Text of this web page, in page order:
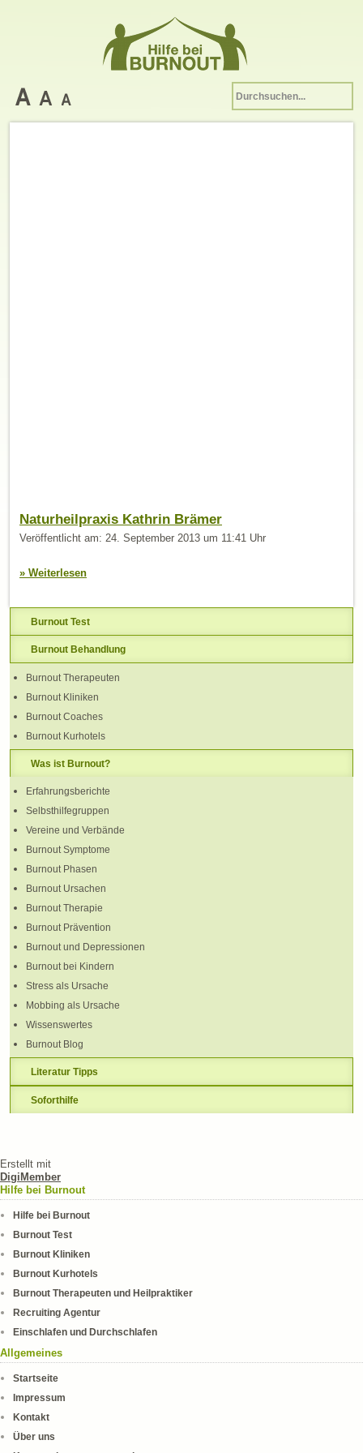
Naturheilpraxis Kathrin Brämer
Veröffentlicht am: 24. September 2013 um 11:41 Uhr
» Weiterlesen
Burnout Test
Burnout Behandlung
Burnout Therapeuten
Burnout Kliniken
Burnout Coaches
Burnout Kurhotels
Was ist Burnout?
Erfahrungsberichte
Selbsthilfegruppen
Vereine und Verbände
Burnout Symptome
Burnout Phasen
Burnout Ursachen
Burnout Therapie
Burnout Prävention
Burnout und Depressionen
Burnout bei Kindern
Stress als Ursache
Mobbing als Ursache
Wissenswertes
Burnout Blog
Literatur Tipps
Soforthilfe
Erstellt mit
DigiMember
Hilfe bei Burnout
Hilfe bei Burnout
Burnout Test
Burnout Kliniken
Burnout Kurhotels
Burnout Therapeuten und Heilpraktiker
Recruiting Agentur
Einschlafen und Durchschlafen
Allgemeines
Startseite
Impressum
Kontakt
Über uns